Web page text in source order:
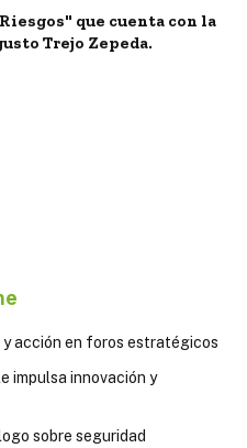
que cuenta con la
Trejo Zepeda.
acción en foros estratégicos
impulsa innovación y
sobre seguridad